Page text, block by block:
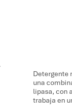
Detergente
una
lipasa, con
trabaja en